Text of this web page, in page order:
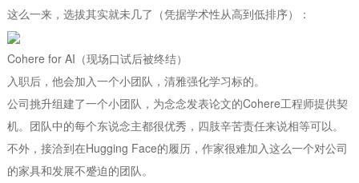
这么一来，选拔其实就未几了（凭据学术性从高到低排序）：
Cohere for AI（现场口试后被终结）
入职后，他会加入一个小团队，清雅强化学习标的。
公司挑升组建了一个小团队，为念念发表论文的Cohere工程师提供契
机。团队中的每个东说念主都很优秀，四肢辛苦责任来说相等可以。
不外，接洽到在Hugging Face的履历，作家很难加入这么一个对公司
的家具和发展不蹙迫的团队。